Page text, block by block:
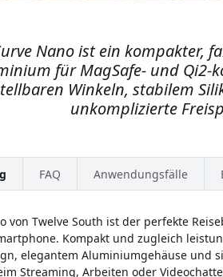
Nano ist ein kompakter,
für MagSafe- und Qi2-
Winkeln, stabilem
unkomplizierte
FAQ Anwendungsfälle
von Twelve South ist der perfekte
Kompakt und zugleich
elegantem Aluminiumgehäuse und
Streaming, Arbeiten oder